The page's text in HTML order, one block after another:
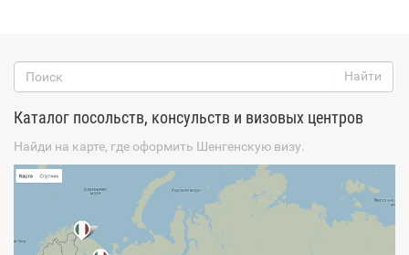
Каталог посольств, консульств и визовых центров
Найди на карте, где оформить Шенгенскую визу.